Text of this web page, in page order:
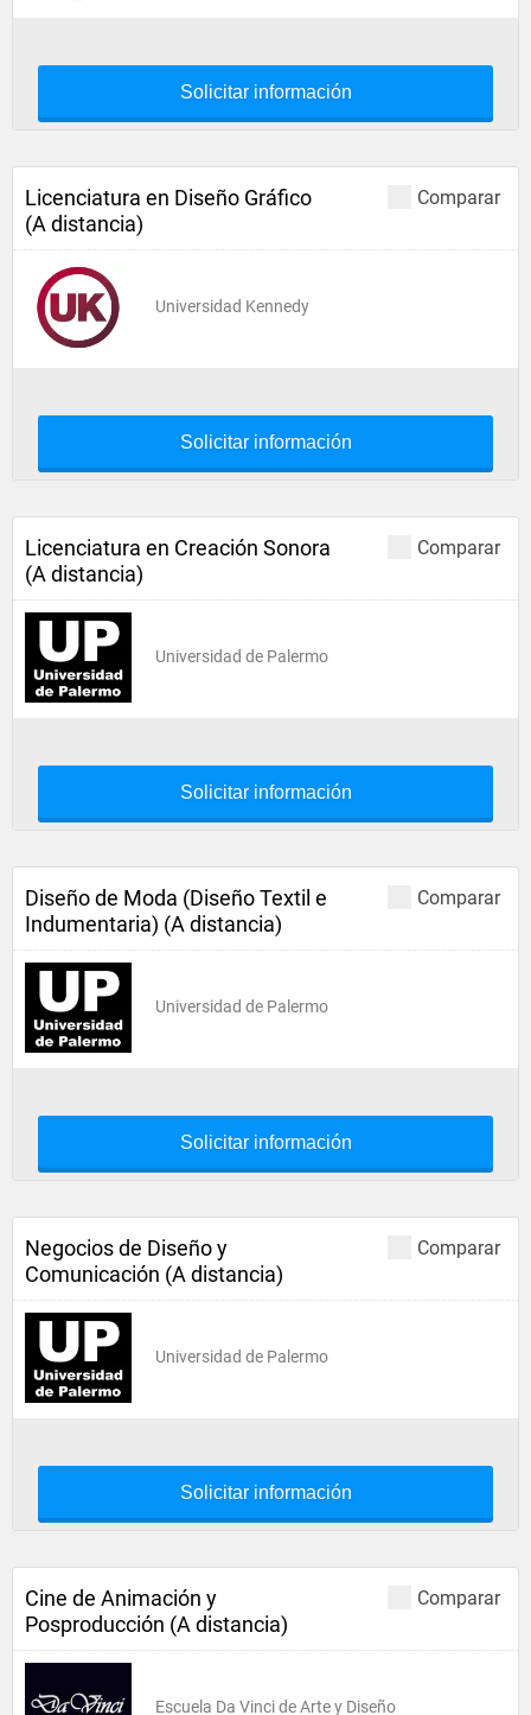
Solicitar información
Comparar
Licenciatura en Diseño Gráfico
(A distancia)
Universidad Kennedy
Solicitar información
Comparar
Licenciatura en Creación Sonora
(A distancia)
Universidad de Palermo
Solicitar información
Comparar
Diseño de Moda (Diseño Textil e
Indumentaria) (A distancia)
Universidad de Palermo
Solicitar información
Comparar
Negocios de Diseño y
Comunicación (A distancia)
Universidad de Palermo
Solicitar información
Comparar
Cine de Animación y
Posproducción (A distancia)
Escuela Da Vinci de Arte y Diseño